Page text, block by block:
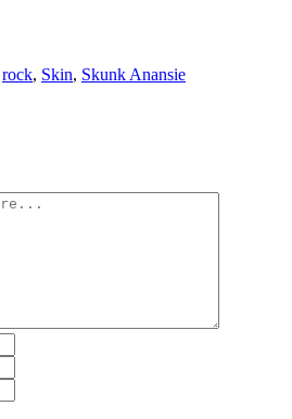
rock, Skin, Skunk Anansie